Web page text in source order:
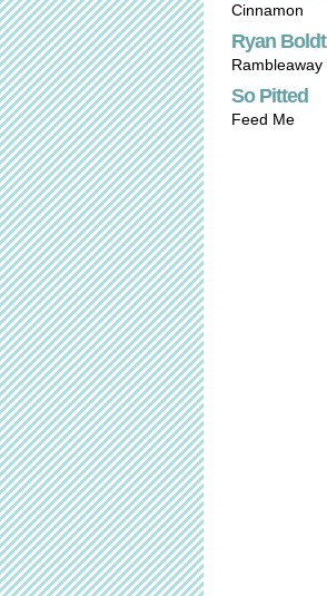
Cinnamon
Ryan Boldt
Rambleaway
So Pitted
Feed Me